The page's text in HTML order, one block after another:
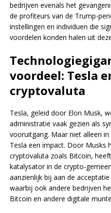
bedrijven evenals het
de profiteurs van de Trump-
instellingen en individuen die
voordelen konden halen uit
voordeel: Tesla
cryptovaluta
Tesla, geleid door Elon Musk,
administratie vaak gezien als
vooruitgang. Maar niet alleen
Tesla een impact. Door Musks
cryptovaluta zoals Bitcoin,
katalysator in de crypto-
aanzienlijk bij aan de
waarbij ook andere bedrijven
Bitcoin en andere digitale